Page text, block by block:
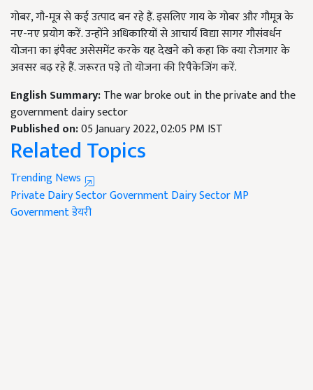
गोबर, गौ-मूत्र से कई उत्पाद बन रहे हैं. इसलिए गाय के गोबर और गौमूत्र के
नए-नए प्रयोग करें. उन्होंने अधिकारियों से आचार्य विद्या सागर गौसंवर्धन
योजना का इंपैक्ट असेसमेंट करके यह देखने को कहा कि क्या रोजगार के
अवसर बढ़ रहे हैं. जरूरत पड़े तो योजना की रिपैकेजिंग करें.
English Summary:The war broke out in the private and the
government dairy sector
Published on:05 January 2022, 02:05 PM IST
Related Topics
Trending News
Private Dairy SectorGovernment Dairy SectorMP
Governmentडेयरी